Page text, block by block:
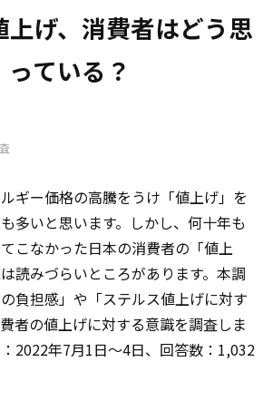
上げ、消費者はどう思
っている？
ギー価格の高騰をうけ「値上げ」を
多いと思います。しかし、何十年も
こなかった日本の消費者の「値上
読みづらいところがあります。本調
負担感」や「ステルス値上げに対す
者の値上げに対する意識を調査しま
2022年7月1日～4日、回答数：1,032